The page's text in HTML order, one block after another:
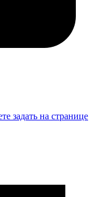
задать на странице